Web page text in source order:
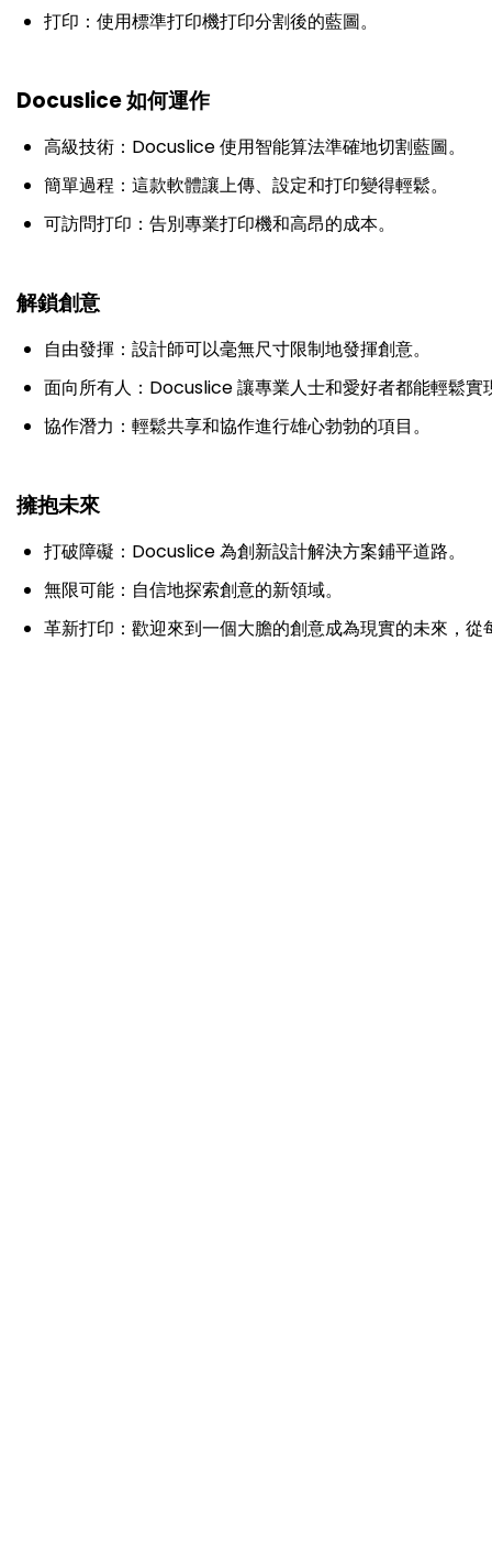
打印：使用標準打印機打印分割後的藍圖。
Docuslice 如何運作
高級技術：Docuslice 使用智能算法準確地切割藍圖。
簡單過程：這款軟體讓上傳、設定和打印變得輕鬆。
可訪問打印：告別專業打印機和高昂的成本。
解鎖創意
自由發揮：設計師可以毫無尺寸限制地發揮創意。
面向所有人：Docuslice 讓專業人士和愛好者都能輕鬆實
協作潛力：輕鬆共享和協作進行雄心勃勃的項目。
擁抱未來
打破障礙：Docuslice 為創新設計解決方案鋪平道路。
無限可能：自信地探索創意的新領域。
革新打印：歡迎來到一個大膽的創意成為現實的未來，從